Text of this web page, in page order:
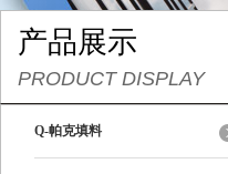
产品展示
PRODUCT DISPLAY
Q-帕克填料